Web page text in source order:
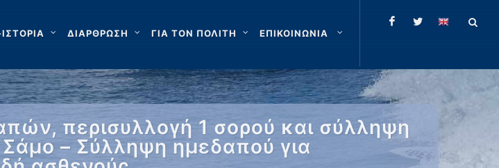
ΔΙΑΡΘΡΩΣΗ ΓΙΑ ΤΟΝ ΠΟΛΙΤΗ ΕΠΙΚΟΙΝΩΝΙΑ
περισυλλογή 1 σορού και σύλληψη
– Σύλληψη ημεδαπού για